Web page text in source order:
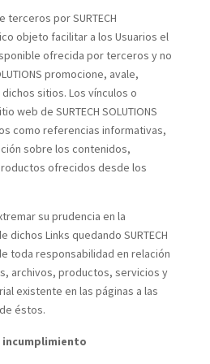
terceros por SURTECH
objeto facilitar a los Usuarios el
ofrecida por terceros y no
promocione, avale,
sitios. Los vínculos o
web de SURTECH SOLUTIONS
como referencias informativas,
sobre los contenidos,
ofrecidos desde los
su prudencia en la
dichos Links quedando SURTECH
toda responsabilidad en relación
archivos, productos, servicios y
existente en las páginas a las
éstos.
incumplimiento